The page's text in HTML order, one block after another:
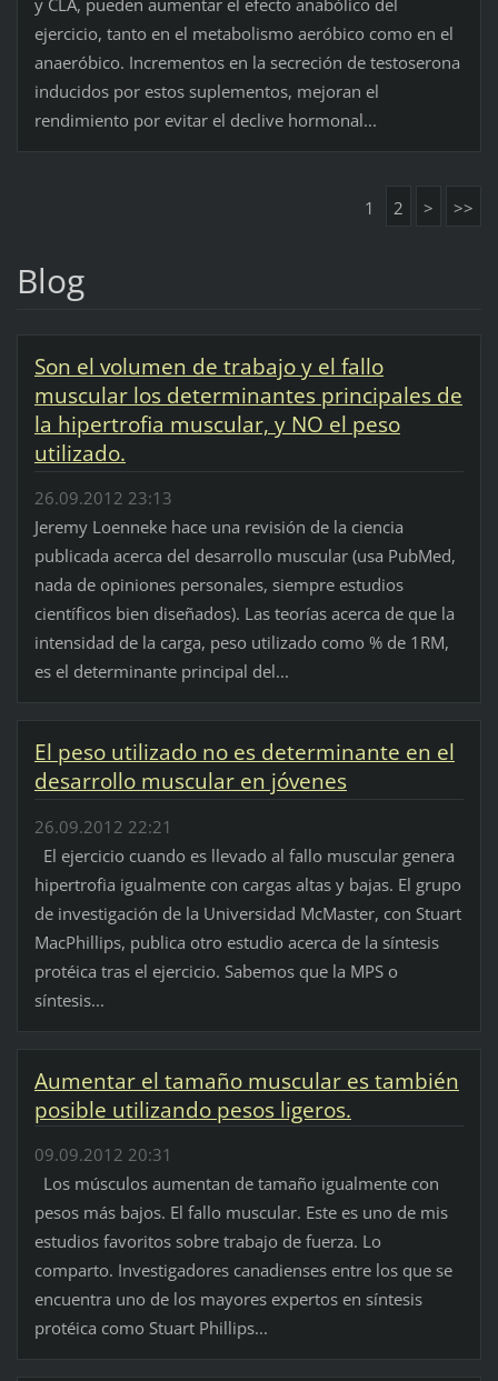
y CLA, pueden aumentar el efecto anabólico del
ejercicio, tanto en el metabolismo aeróbico como en el
anaeróbico. Incrementos en la secreción de testoserona
inducidos por estos suplementos, mejoran el
rendimiento por evitar el declive hormonal...
1 2 > >>
Blog
Son el volumen de trabajo y el fallo
muscular los determinantes principales de
la hipertrofia muscular, y NO el peso
utilizado.
26.09.2012 23:13
Jeremy Loenneke hace una revisión de la ciencia
publicada acerca del desarrollo muscular (usa PubMed,
nada de opiniones personales, siempre estudios
científicos bien diseñados). Las teorías acerca de que la
intensidad de la carga, peso utilizado como % de 1RM,
es el determinante principal del...
El peso utilizado no es determinante en el
desarrollo muscular en jóvenes
26.09.2012 22:21
El ejercicio cuando es llevado al fallo muscular genera
hipertrofia igualmente con cargas altas y bajas. El grupo
de investigación de la Universidad McMaster, con Stuart
MacPhillips, publica otro estudio acerca de la síntesis
protéica tras el ejercicio. Sabemos que la MPS o
síntesis...
Aumentar el tamaño muscular es también
posible utilizando pesos ligeros.
09.09.2012 20:31
Los músculos aumentan de tamaño igualmente con
pesos más bajos. El fallo muscular. Este es uno de mis
estudios favoritos sobre trabajo de fuerza. Lo
comparto. Investigadores canadienses entre los que se
encuentra uno de los mayores expertos en síntesis
protéica como Stuart Phillips...